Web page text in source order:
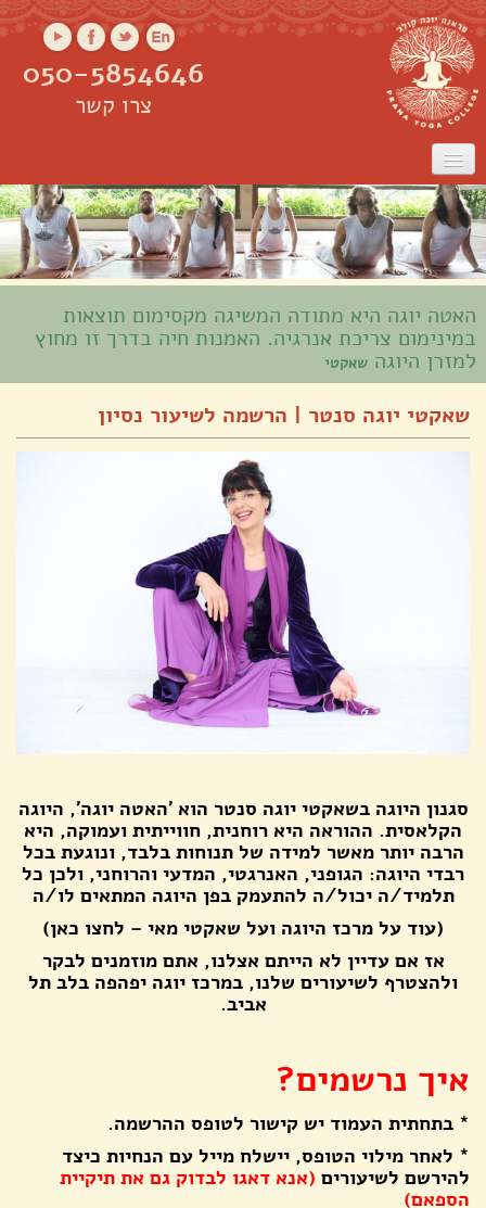
ראשי אודות
שיעורים
שיעורים אונליין
קורס מורים סדנאות
050-5854646
צרו קשר
האטה יוגה היא מתודה המשיגה מקסימום תוצאות
במינימום צריכת אנרגיה. האמנות חיה בדרך זו מחוץ
למזרן היוגה שאקטי
שאקטי יוגה סנטר | הרשמה לשיעור נסיון
סגנון היוגה בשאקטי יוגה סנטר הוא ׳האטה יוגה׳, היוגה
הקלאסית. ההוראה היא רוחנית, חווייתית ועמוקה, היא
הרבה יותר מאשר למידה של תנוחות בלבד, ונוגעת בכל
רבדי היוגה: הגופני, האנרגטי, המדעי והרוחני, ולכן כל
תלמיד/ה יכול/ה להתעמק בפן היוגה המתאים לו/ה
(עוד על מרכז היוגה ועל שאקטי מאי – לחצו כאן)
אז אם עדיין לא הייתם אצלנו, אתם מוזמנים לבקר
ולהצטרף לשיעורים שלנו, במרכז יוגה יפהפה בלב תל
אביב.
איך נרשמים?
* בתחתית העמוד יש קישור לטופס ההרשמה.
* לאחר מילוי הטופס, יישלח מייל עם הנחיות כיצד
להירשם לשיעורים (אנא דאגו לבדוק גם את תיקיית
הספאם)